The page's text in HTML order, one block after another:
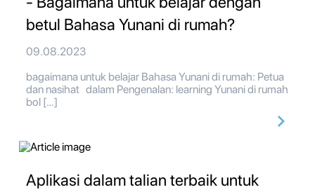
betul Bahasa Yunani di rumah?
09.08.2023
bagaimana untuk belajar Bahasa Yunani di rumah: Petua
dan nasihat dalam Pengenalan: learning Yunani di rumah
bol […]
Aplikasi dalam talian terbaik untuk